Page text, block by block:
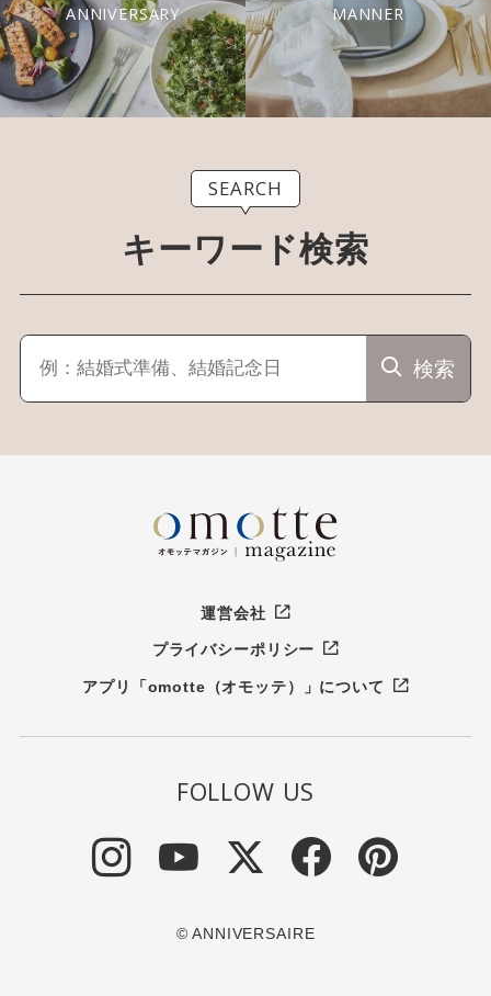
ANNIVERSARY MANNER
SEARCH
キーワード検索
検索
運営会社
プライバシーポリシー
アプリ「omotte（オモッテ）」について
FOLLOW US
© ANNIVERSAIRE